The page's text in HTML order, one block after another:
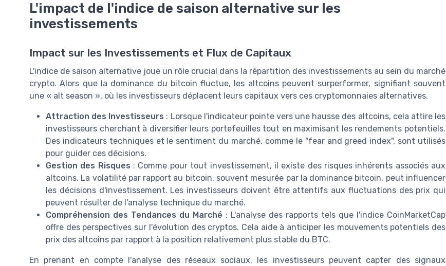
L'impact de l'indice de saison alternative sur les
investissements
Impact sur les Investissements et Flux de Capitaux
L'indice de saison alternative joue un rôle crucial dans la répartition des investissements au sein du marché
crypto. Alors que la dominance du bitcoin fluctue, les altcoins peuvent surperformer, signifiant souvent
une « alt season », où les investisseurs déplacent leurs capitaux vers ces cryptomonnaies alternatives.
Attraction des Investisseurs : Lorsque l'indicateur pointe vers une hausse des altcoins, cela attire les
investisseurs cherchant à diversifier leurs portefeuilles tout en maximisant les rendements potentiels.
Des indicateurs techniques et le sentiment du marché, comme le "fear and greed index", sont utilisés
pour guider ces décisions.
Gestion des Risques : Comme pour tout investissement, il existe des risques inhérents associés aux
altcoins. La volatilité par rapport au bitcoin, souvent mesurée par la dominance bitcoin, peut influencer
les décisions d'investissement. Les investisseurs doivent être attentifs aux fluctuations des prix qui
peuvent résulter de l'analyse technique du marché.
Compréhension des Tendances du Marché : L'analyse des rapports tels que l'indice CoinMarketCap
offre des perspectives sur l'évolution des cryptos. Cela aide à anticiper les mouvements potentiels des
prix des altcoins par rapport à la position relativement plus stable du BTC.
En prenant en compte l'analyse des réseaux sociaux, les investisseurs peuvent capter des signaux